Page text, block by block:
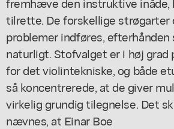
tilrette. De forskellige strøgarter
problemer indføres, efterhånden
naturligt. Stofvalget er i høj
for det violintekniske, og både
så koncentrerede, at de giver
virkelig grundig tilegnelse. Det
nævnes, at Einar Boe